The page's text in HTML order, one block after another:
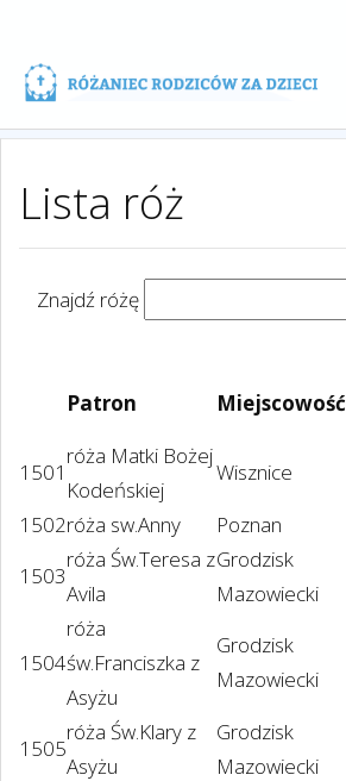
Lista róż
Znajdź różę
Patron Miejscowość
1501
róża Matki Bożej
Kodeńskiej
Wisznice
1502róża sw.Anny Poznan
1503
róża Św.Teresa z
Avila
Grodzisk
Mazowiecki
1504
róża
św.Franciszka z
Asyżu
Grodzisk
Mazowiecki
1505
róża Św.Klary z
Asyżu
Grodzisk
Mazowiecki